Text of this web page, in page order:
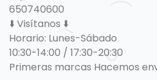
650740600
⬇️ Visítanos ⬇️
Horario: Lunes-Sábado
10:30-14:00 / 17:30-20:30
Primeras marcas Hacemos